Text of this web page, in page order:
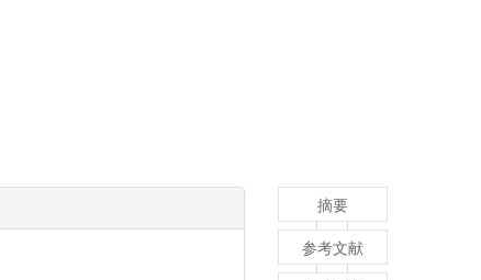
摘要
参考文献